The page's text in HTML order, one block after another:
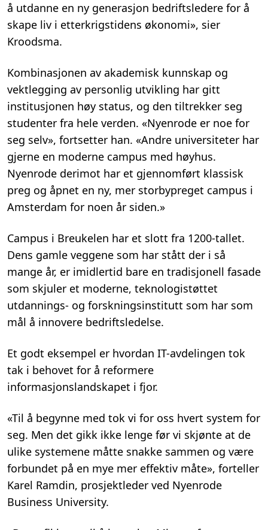
å utdanne en ny generasjon bedriftsledere for å
skape liv i etterkrigstidens økonomi», sier
Kroodsma.
Kombinasjonen av akademisk kunnskap og
vektlegging av personlig utvikling har gitt
institusjonen høy status, og den tiltrekker seg
studenter fra hele verden. «Nyenrode er noe for
seg selv», fortsetter han. «Andre universiteter har
gjerne en moderne campus med høyhus.
Nyenrode derimot har et gjennomført klassisk
preg og åpnet en ny, mer storbypreget campus i
Amsterdam for noen år siden.»
Campus i Breukelen har et slott fra 1200-tallet.
Dens gamle veggene som har stått der i så
mange år, er imidlertid bare en tradisjonell fasade
som skjuler et moderne, teknologistøttet
utdannings- og forskningsinstitutt som har som
mål å innovere bedriftsledelse.
Et godt eksempel er hvordan IT-avdelingen tok
tak i behovet for å reformere
informasjonslandskapet i fjor.
«Til å begynne med tok vi for oss hvert system for
seg. Men det gikk ikke lenge før vi skjønte at de
ulike systemene måtte snakke sammen og være
forbundet på en mye mer effektiv måte», forteller
Karel Ramdin, prosjektleder ved Nyenrode
Business University.